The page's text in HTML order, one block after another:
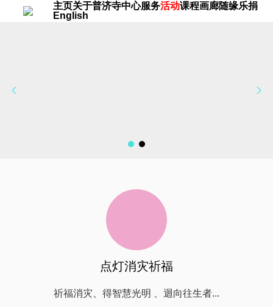
主页关于普济寺中心服务活动课程画廊随缘乐捐
English
点灯消灾祈福
祈福消灾、得智慧光明 、迴向往生者...